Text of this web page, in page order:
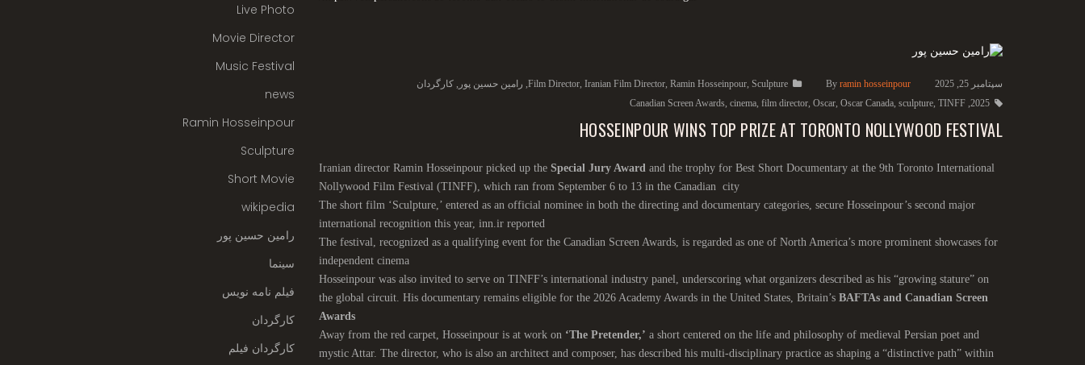
سپتامبر 25, 2025 By ramin hosseinpour
Film Director, Iranian Film Director, Ramin Hosseinpour, Sculpture
, رامین حسین پور , کارگردان
2025
,
Canadian Screen Awards, cinema, film director, Oscar, Oscar Canada, sculpture, TINFF
HOSSEINPOUR WINS TOP PRIZE AT TORONTO NOLLYWOOD FESTIVAL
Iranian director Ramin Hosseinpour picked up the Special Jury Awardand the trophy for Best Short Documentary at the 9th Toronto International
Nollywood Film Festival (TINFF), which ran from September 6 to 13 in the Canadian city
The short film ‘Sculpture,’ entered as an official nominee in both the directing and documentary categories, secure Hosseinpour’s second major
international recognition this year, inn.ir reported
The festival, recognized as a qualifying event for the Canadian Screen Awards, is regarded as one of North America’s more prominent showcases for
independent cinema
Hosseinpour was also invited to serve on TINFF’s international industry panel, underscoring what organizers described as his “growing stature” on
the global circuit. His documentary remains eligible for the 2026 Academy Awards in the United States, Britain’s BAFTAs and Canadian Screen
Awards
Away from the red carpet, Hosseinpour is at work on‘The Pretender,’ a short centered on the life and philosophy of medieval Persian poet and
mystic Attar. The director, who is also an architect and composer, has described his multi-disciplinary practice as shaping a “distinctive path” within
Live Photo
Movie Director
Music Festival
news
Ramin Hosseinpour
Sculpture
Short Movie
wikipedia
رامین حسین پور
سینما
فیلم نامه نویس
کارگردان
کارگردان فیلم